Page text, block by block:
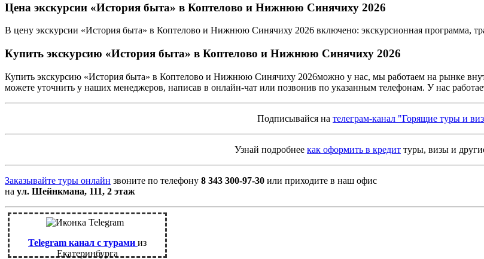
Цена экскурсии «История быта» в Коптелово и Нижнюю Синячиху 2026
В цену экскурсии «История быта» в Коптелово и Нижнюю Синячиху 2026 включено: экскурсионная программа,
Купить экскурсию «История быта» в Коптелово и Нижнюю Синячиху 2026
Купить экскурсию «История быта» в Коптелово и Нижнюю Синячиху 2026можно у нас, мы работаем на рынке
можете уточнить у наших менеджеров, написав в онлайн-чат или позвонив по указанным телефонам. У нас
Подписывайся на телеграм-канал "Горящие туры и
Узнай подробнее как оформить в кредит туры, визы и
Заказывайте туры онлайн звоните по телефону 8 343 300-97-30 или приходите в наш офис
на ул. Шейнкмана, 111, 2 этаж
Telegram канал с турами из
Екатеринбурга